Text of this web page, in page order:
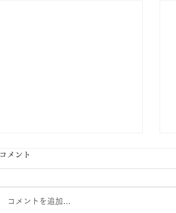
コメント
コメントを追加…